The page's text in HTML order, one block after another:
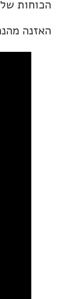
של המוזיקה.
מהנה: